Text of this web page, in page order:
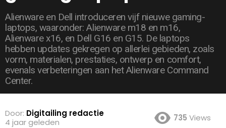
Alienware en Dell introduceren vijf nieuwe gaming-
laptops, waaronder: Alienware m18 en m16,
Alienware x16, en Dell G16 en G15. De laptops
hebben updates gekregen op allerlei gebieden, zoals
vorm, materialen, prestaties, ontwerp en comfort,
evenals verbeteringen aan het Alienware Command
Center.
Door: Digitailing redactie
4 jaar geleden
735 Views